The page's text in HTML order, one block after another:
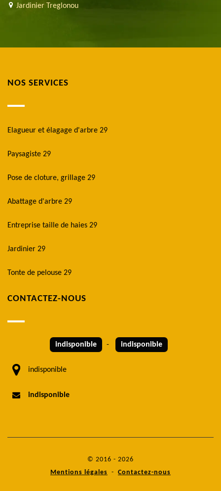
Jardinier Treglonou
NOS SERVICES
Elagueur et élagage d'arbre 29
Paysagiste 29
Pose de cloture, grillage 29
Abattage d'arbre 29
Entreprise taille de haies 29
Jardinier 29
Tonte de pelouse 29
CONTACTEZ-NOUS
indisponible - indisponible
indisponible
indisponible
© 2016 - 2026
Mentions légales - Contactez-nous